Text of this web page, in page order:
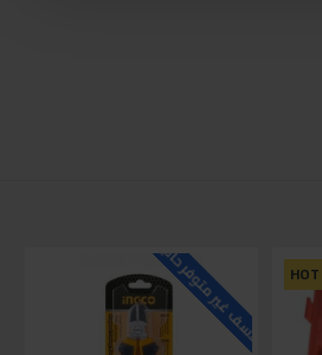
HOT للاسف غير متوفر حاليا